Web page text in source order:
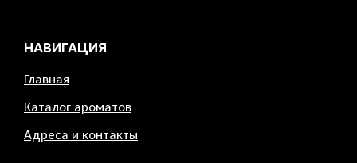
НАВИГАЦИЯ
Главная
Каталог ароматов
Адреса и контакты